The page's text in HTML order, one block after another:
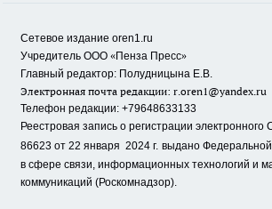
Сетевое издание oren1.ru
Учредитель ООО «Пенза Пресс»
Главный редактор: Полудницына Е.В.
Электронная почта редакции: r.oren1@yandex.ru
Телефон редакции: +79648633133
Реестровая запись о регистрации
86623 от 22 января 2024 г. выдано
в сфере связи, информационных технологий и
коммуникаций (Роскомнадзор).